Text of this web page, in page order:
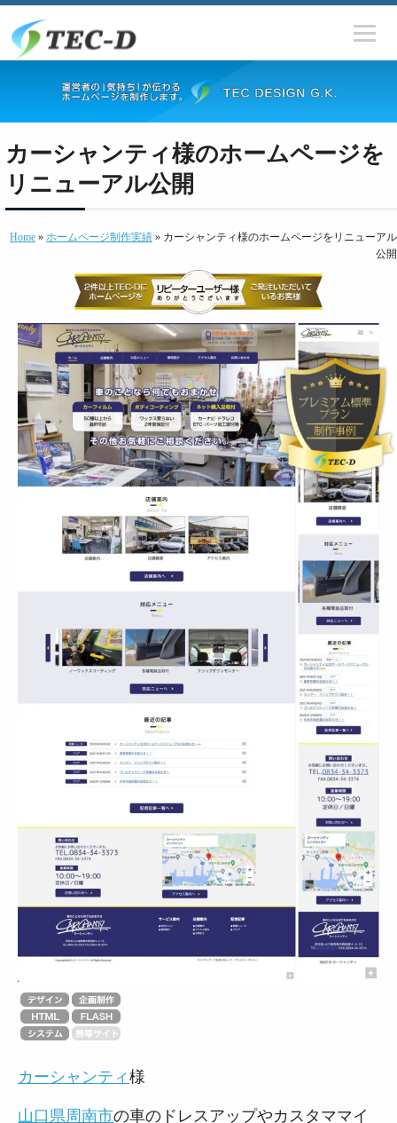
カーシャンティ様のホームページを
リニューアル公開
Home » ホームページ制作実績 » カーシャンティ様のホームページをリニューアル
公開
カーシャンティ様
山口県周南市の車のドレスアップやカスタママイ